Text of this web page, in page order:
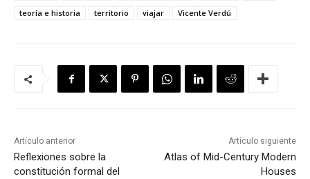
teoría e historia
territorio viajar Vicente Verdú
Artículo anterior
Reflexiones sobre la
constitución formal del
Artículo siguiente
Atlas of Mid-Century Modern
Houses